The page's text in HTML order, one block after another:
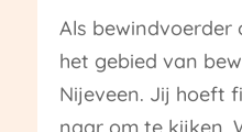
Als
het gebied van
Nijeveen. Jij hoeft